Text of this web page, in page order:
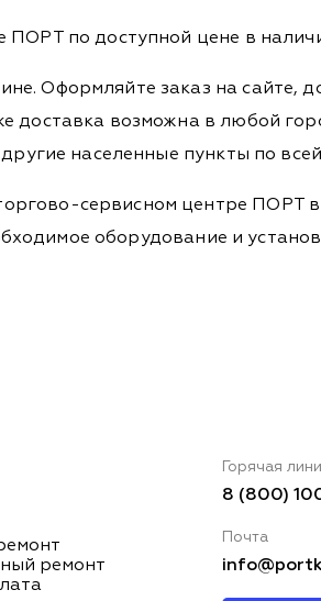
ПОРТ по доступной цене в
Оформляйте заказ на сайте,
доставка возможна в любой
населенные пункты по
сервисном центре ПОРТ
оборудование и
ремонт
Горячая
8 (800)
Почта